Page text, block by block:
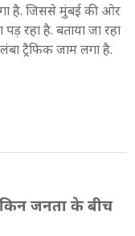
है. जिससे मुंबई की ओर
रहा है. बताया जा रहा
ट्रैफिक जाम लगा है.
जनता के बीच